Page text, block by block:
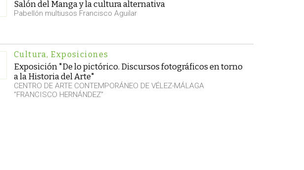
Salón del Manga y la cultura alternativa
Pabellón multiusos Francisco Aguilar
Cultura, Exposiciones
Exposición "De lo pictórico. Discursos fotográficos en torno
a la Historia del Arte"
CENTRO DE ARTE CONTEMPORÁNEO DE VÉLEZ-MÁLAGA
"FRANCISCO HERNÁNDEZ"